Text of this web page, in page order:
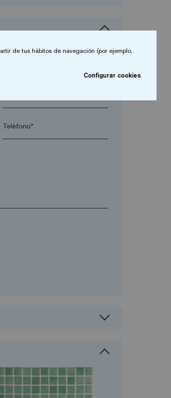
Teléfono*
de tus hábitos de navegación (por ejemplo,
Configurar cookies